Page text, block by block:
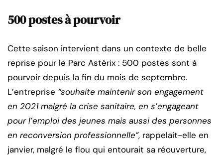
500 postes à pourvoir
Cette saison intervient dans un contexte de belle
reprise pour le Parc Astérix : 500 postes sont à
pourvoir depuis la fin du mois de septembre.
L’entreprise “souhaite maintenir son engagement
en 2021 malgré la crise sanitaire, en s’engageant
pour l’emploi des jeunes mais aussi des personnes
en reconversion professionnelle”, rappelait-elle en
janvier, malgré le flou qui entourait sa réouverture,